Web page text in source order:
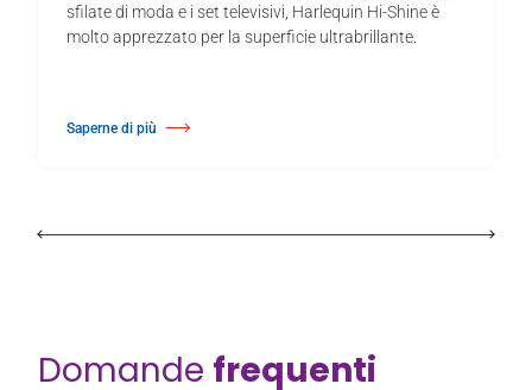
sfilate di moda e i set televisivi, Harlequin Hi-Shine è
molto apprezzato per la superficie ultrabrillante.
Saperne di più
Di Harlequin Hi-Shine™
Domande frequenti